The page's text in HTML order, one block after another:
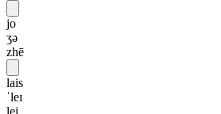
jo
ʒə
zhē
lais
ˈleɪ
lei